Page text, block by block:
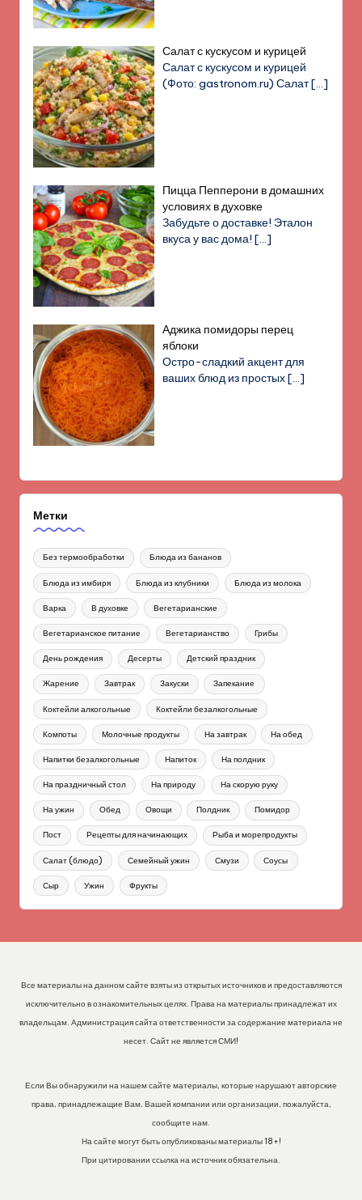
Салат с кускусом и курицей
Салат с кускусом и курицей
(Фото: gastronom.ru) Салат[…]
Пицца Пепперони в домашних
условиях в духовке
Забудьте о доставке! Эталон
вкуса у вас дома![…]
Аджика помидоры перец
яблоки
Остро-сладкий акцент для
ваших блюд из простых[…]
Метки
Без термообработки Блюда из бананов
Блюда из имбиря Блюда из клубники Блюда из молока
Варка В духовке Вегетарианские
Вегетарианское питание Вегетарианство Грибы
День рождения Десерты Детский праздник
Жарение Завтрак Закуски Запекание
Коктейли алкогольные Коктейли безалкогольные
Компоты Молочные продукты На завтрак На обед
Напитки безалкогольные Напиток На полдник
На праздничный стол На природу На скорую руку
На ужин Обед Овощи Полдник Помидор
Пост Рецепты для начинающих Рыба и морепродукты
Салат (блюдо) Семейный ужин Смузи Соусы
Сыр Ужин Фрукты
Все материалы на данном сайте взяты из открытых источников и предоставляются
исключительно в ознакомительных целях. Права на материалы принадлежат их
владельцам. Администрация сайта ответственности за содержание материала не
несет. Сайт не является СМИ!
Если Вы обнаружили на нашем сайте материалы, которые нарушают авторские
права, принадлежащие Вам, Вашей компании или организации, пожалуйста,
сообщите нам.
На сайте могут быть опубликованы материалы 18+!
При цитировании ссылка на источник обязательна.